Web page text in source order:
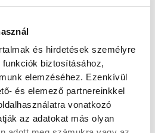
és hirdetések személyre
biztosításához,
elemzéséhez. Ezenkívül
és elemező partnereinkkel
vonatkozó
az adatokat más olyan
én. MTI/Koszticsák
több
megnézte a
a német